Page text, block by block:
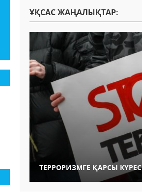
ҰҚСАС ЖАҢАЛЫҚТАР:
ТЕРРОРИЗМГЕ ҚАРСЫ